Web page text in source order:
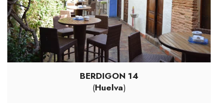
BERDIGON 14
(Huelva)